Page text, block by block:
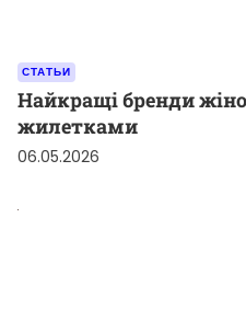
СТАТЬИ
Найкращі бренди
жилетками
06.05.2026